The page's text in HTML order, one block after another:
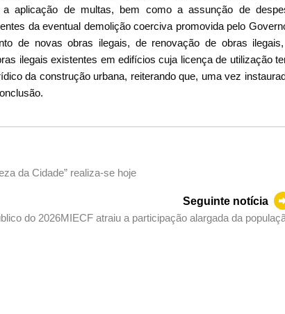
aplicação de multas, bem como a assunção de
da eventual demolição coerciva promovida pelo
de novas obras ilegais, de renovação de obras
ilegais existentes em edifícios cuja licença de utilização
da construção urbana, reiterando que, uma vez
da Cidade” realiza-se hoje
Seguinte notícia
do 2026MIECF atraiu a participação alargada da